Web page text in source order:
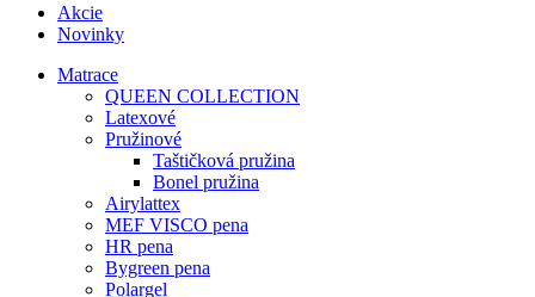
Akcie
Novinky
Matrace
QUEEN COLLECTION
Latexové
Pružinové
Taštičková pružina
Bonel pružina
Airylattex
MEF VISCO pena
HR pena
Bygreen pena
Polargel